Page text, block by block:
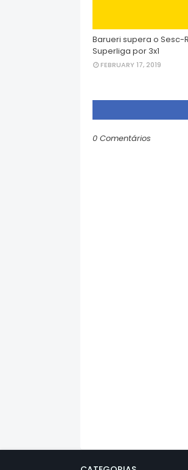
Barueri supera o Sesc-
Superliga por 3x1
FEBRUARY 17, 2019
0 Comentários